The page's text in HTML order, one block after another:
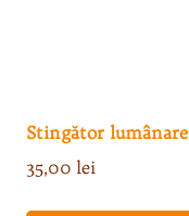
Stingător lumânare
35,00 lei